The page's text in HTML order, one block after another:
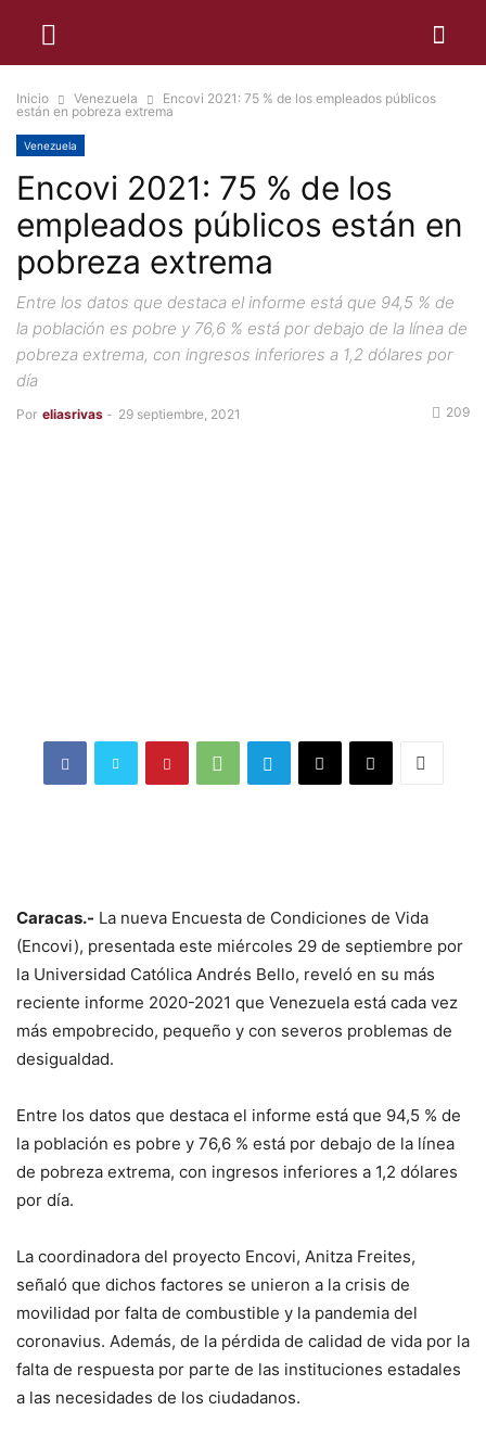
Inicio Venezuela
Encovi 2021: 75 % de los empleados públicos
están en pobreza extrema
Venezuela
Encovi 2021: 75 % de los
empleados públicos están en
pobreza extrema
Entre los datos que destaca el informe está que 94,5 % de
la población es pobre y 76,6 % está por debajo de la línea de
pobreza extrema, con ingresos inferiores a 1,2 dólares por
día
Por eliasrivas - 29 septiembre, 2021 209
Caracas.- La nueva Encuesta de Condiciones de Vida
(Encovi), presentada este miércoles 29 de septiembre por
la Universidad Católica Andrés Bello, reveló en su más
reciente informe 2020-2021 que Venezuela está cada vez
más empobrecido, pequeño y con severos problemas de
desigualdad.
Entre los datos que destaca el informe está que 94,5 % de
la población es pobre y 76,6 % está por debajo de la línea
de pobreza extrema, con ingresos inferiores a 1,2 dólares
por día.
La coordinadora del proyecto Encovi, Anitza Freites,
señaló que dichos factores se unieron a la crisis de
movilidad por falta de combustible y la pandemia del
coronavius. Además, de la pérdida de calidad de vida por la
falta de respuesta por parte de las instituciones estadales
a las necesidades de los ciudadanos.